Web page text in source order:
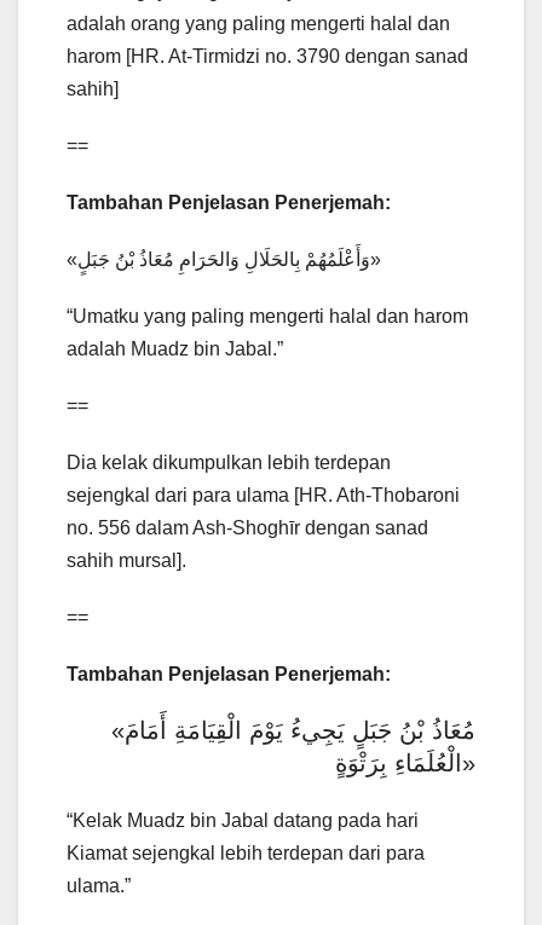
adalah orang yang paling mengerti halal dan
harom [HR. At-Tirmidzi no. 3790 dengan sanad
sahih]
==
Tambahan Penjelasan Penerjemah:
«وَأَعْلَمُهُمْ بِالحَلَالِ وَالحَرَامِ مُعَاذُ بْنُ جَبَلٍ»
“Umatku yang paling mengerti halal dan harom
adalah Muadz bin Jabal.”
==
Dia kelak dikumpulkan lebih terdepan
sejengkal dari para ulama [HR. Ath-Thobaroni
no. 556 dalam Ash-Shoghīr dengan sanad
sahih mursal].
==
Tambahan Penjelasan Penerjemah:
«مُعَاذُ بْنُ جَبَلٍ يَجِيءُ يَوْمَ الْقِيَامَةِ أَمَامَ
الْعُلَمَاءِ بِرَتْوَةٍ»
“Kelak Muadz bin Jabal datang pada hari
Kiamat sejengkal lebih terdepan dari para
ulama.”